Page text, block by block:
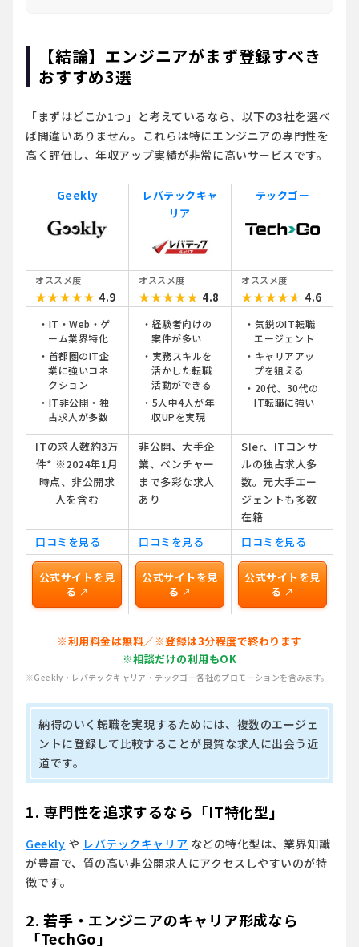
【結論】エンジニアがまず登録すべき
おすすめ3選
「まずはどこか1つ」と考えているなら、以下の3社を選べ
ば間違いありません。これらは特にエンジニアの専門性を
高く評価し、年収アップ実績が非常に高いサービスです。
Geekly
レバテックキャ
リア
テックゴー
オススメ度
★★★★★
★★★★★ 4.9
オススメ度
★★★★★
★★★★★ 4.8
オススメ度
★★★★★
★★★★★ 4.6
IT・Web・ゲ
ーム業界特化
首都圏のIT企
業に強いコネ
クション
IT非公開・独
占求人が多数
経験者向けの
案件が多い
実務スキルを
活かした転職
活動ができる
5人中4人が年
収UPを実現
気鋭のIT転職
エージェント
キャリアアッ
プを狙える
20代、30代の
IT転職に強い
ITの求人数約3万
件* ※2024年1月
時点、非公開求
人を含む
非公開、大手企
業、ベンチャー
まで多彩な求人
あり
SIer、ITコンサ
ルの独占求人多
数。元大手エー
ジェントも多数
在籍
口コミを見る
口コミを見る 口コミを見る
公式サイトを見
る ↗
公式サイトを見
る ↗
公式サイトを見
る ↗
※利用料金は無料／※登録は3分程度で終わります
※相談だけの利用もOK
※Geekly・レバテックキャリア・テックゴー各社のプロモーションを含みます。
納得のいく転職を実現するためには、 複数のエージェ
ントに登録して比較することが良質な求人に出会う近
道です。
1. 専門性を追求するなら「IT特化型」
Geekly や レバテックキャリア などの特化型は、業界知識
が豊富で、質の高い非公開求人にアクセスしやすいのが特
徴です。
2. 若手・エンジニアのキャリア形成なら
「TechGo」